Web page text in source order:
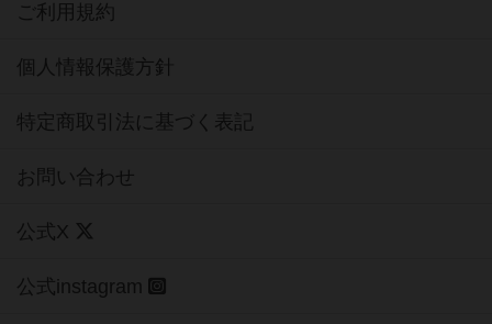
ご利用規約
個人情報保護方針
特定商取引法に基づく表記
お問い合わせ
公式X
公式instagram